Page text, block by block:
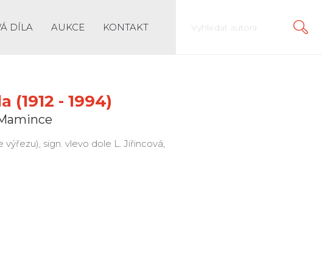
DÍLA AUKCE KONTAKT
- 1994)
výřezu), sign. vlevo dole L. Jiřincová,